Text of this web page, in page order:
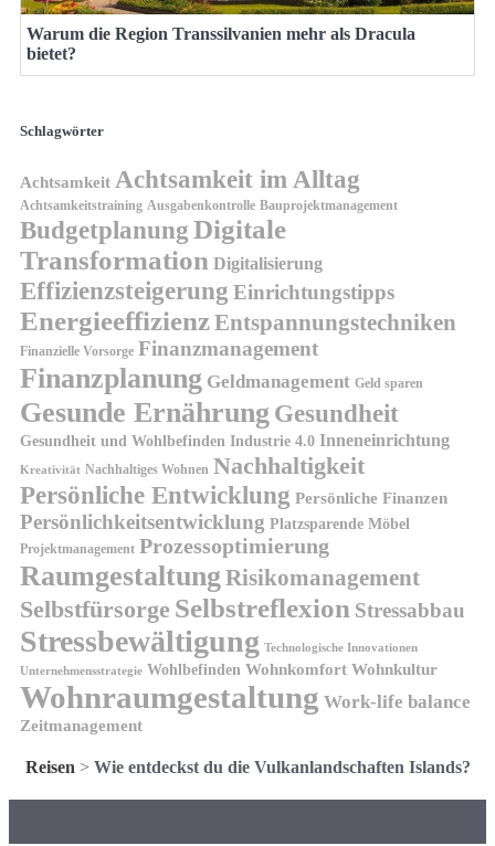
Warum die Region Transsilvanien mehr als Dracula
bietet?
Schlagwörter
Achtsamkeit Achtsamkeit im Alltag
Achtsamkeitstraining Ausgabenkontrolle Bauprojektmanagement
BudgetplanungDigitale
Transformation Digitalisierung
Effizienzsteigerung Einrichtungstipps
EnergieeffizienzEntspannungstechniken
Finanzielle Vorsorge Finanzmanagement
Finanzplanung Geldmanagement Geld sparen
Gesunde Ernährung Gesundheit
Gesundheit und Wohlbefinden Industrie 4.0 Inneneinrichtung
Kreativität Nachhaltiges Wohnen Nachhaltigkeit
Persönliche Entwicklung Persönliche Finanzen
Persönlichkeitsentwicklung Platzsparende Möbel
Projektmanagement Prozessoptimierung
Raumgestaltung Risikomanagement
Selbstfürsorge Selbstreflexion Stressabbau
Stressbewältigung Technologische Innovationen
Unternehmensstrategie Wohlbefinden Wohnkomfort Wohnkultur
Wohnraumgestaltung Work-life balance
Zeitmanagement
Reisen > Wie entdeckst du die Vulkanlandschaften Islands?